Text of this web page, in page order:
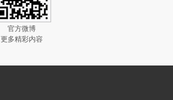
官方微博
更多精彩内容